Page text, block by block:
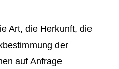
Art, die Herkunft, die
der
auf Anfrage